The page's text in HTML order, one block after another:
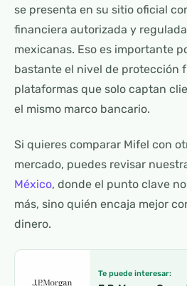
se presenta en su sitio oficial
financiera autorizada y
mexicanas. Eso es importante
bastante el nivel de protección
plataformas que solo captan
el mismo marco bancario.
Si quieres comparar Mifel con
mercado, puedes revisar
México, donde el punto clave
más, sino quién encaja mejor
dinero.
Te puede interesar: